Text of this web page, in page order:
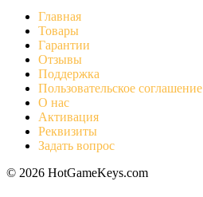
Главная
Товары
Гарантии
Отзывы
Поддержка
Пользовательское соглашение
О нас
Активация
Реквизиты
Задать вопрос
© 2026 HotGameKeys.com